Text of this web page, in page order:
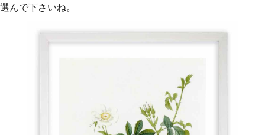
選んで下さいね。